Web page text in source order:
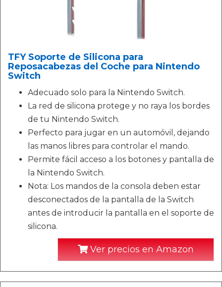
TFY Soporte de Silicona para
Reposacabezas del Coche para Nintendo
Switch
Adecuado solo para la Nintendo Switch.
La red de silicona protege y no raya los bordes
de tu Nintendo Switch.
Perfecto para jugar en un automóvil, dejando
las manos libres para controlar el mando.
Permite fácil acceso a los botones y pantalla de
la Nintendo Switch.
Nota: Los mandos de la consola deben estar
desconectados de la pantalla de la Switch
antes de introducir la pantalla en el soporte de
silicona.
Ver precios en Amazon